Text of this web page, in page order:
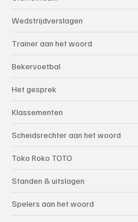
Wedstrijdverslagen
Trainer aan het woord
Bekervoetbal
Het gesprek
Klassementen
Scheidsrechter aan het woord
Toko Roko TOTO
Standen & uitslagen
Spelers aan het woord